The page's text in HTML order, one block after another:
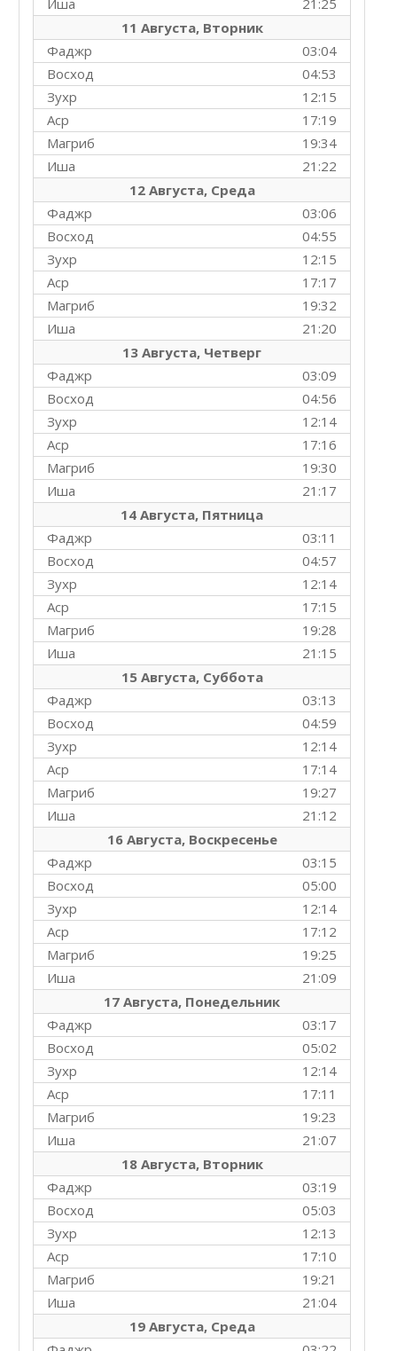
21:25
Иша
11 Августа, Вторник
03:04
Фаджр
04:53
Восход
12:15
Зухр
17:19
Аср
19:34
Магриб
21:22
Иша
12 Августа, Среда
03:06
Фаджр
04:55
Восход
12:15
Зухр
17:17
Аср
19:32
Магриб
21:20
Иша
13 Августа, Четверг
03:09
Фаджр
04:56
Восход
12:14
Зухр
17:16
Аср
19:30
Магриб
21:17
Иша
14 Августа, Пятница
03:11
Фаджр
04:57
Восход
12:14
Зухр
17:15
Аср
19:28
Магриб
21:15
Иша
15 Августа, Суббота
03:13
Фаджр
04:59
Восход
12:14
Зухр
17:14
Аср
19:27
Магриб
21:12
Иша
16 Августа, Воскресенье
03:15
Фаджр
05:00
Восход
12:14
Зухр
17:12
Аср
19:25
Магриб
21:09
Иша
17 Августа, Понедельник
03:17
Фаджр
05:02
Восход
12:14
Зухр
17:11
Аср
19:23
Магриб
21:07
Иша
18 Августа, Вторник
03:19
Фаджр
05:03
Восход
12:13
Зухр
17:10
Аср
19:21
Магриб
21:04
Иша
19 Августа, Среда